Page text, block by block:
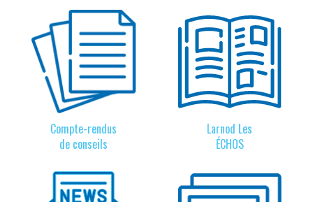
Compte-rendus
de conseils
Larnod Les
ÉCHOS